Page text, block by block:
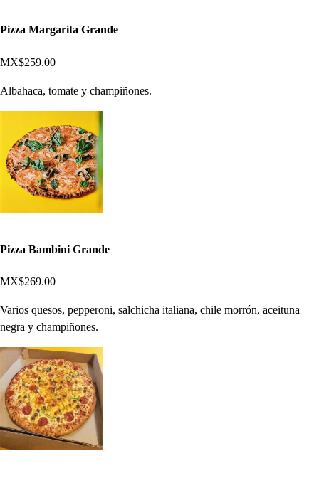
Pizza Margarita Grande
MX$259.00
Albahaca, tomate y champiñones.
Pizza Bambini Grande
MX$269.00
Varios quesos, pepperoni, salchicha italiana, chile morrón, aceituna
negra y champiñones.